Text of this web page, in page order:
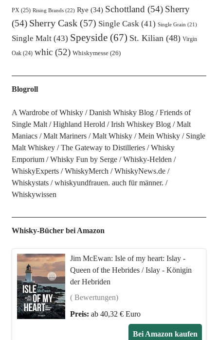
PX(25) Rising Brands(22) Rye (34) Schottland (54) Sherry
(54) Sherry Cask(57) Single Cask(41) Single Grain (21)
Single Malt(43) Speyside(67) St. Kilian(48) Virgin
Oak(24) whic(52) Whiskymesse(26)
Blogroll
A Wardrobe of Whisky Danish Whisky Blog
Friends of
Single Malt
Highland Herold Irish Whiskey Blog
Malt
Maniacs
Malt Mariners Malt Whisky Mein Whisky
Single
Malt Whiskey
The Gateway to Distilleries
Whisky
Emporium
Whisky Fun by Serge
Whisky-Helden
WhiskyExperts
WhiskyMerch
WhiskyNews.de
Whiskystats
whiskyundfrauen. auch für männer.
Whiskywissen
Whisky-Bücher bei Amazon
Jim McEwan: Isle of my heart: Islay -
Queen of the Hebrides / Islay - Königin
der Hebriden
( Bewertungen)
Preis: ab 40,32 € Euro
Bei Amazon kaufen